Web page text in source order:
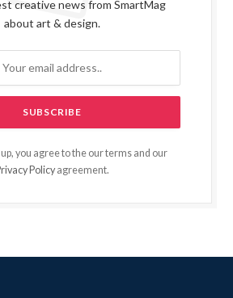
creative news from SmartMag
about art & design.
you agree to the our terms and our
Policy agreement.